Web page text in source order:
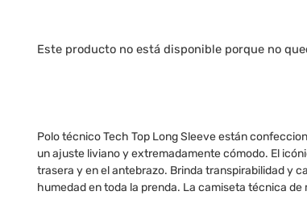
Este producto no está disponible porque no
Polo técnico Tech Top Long Sleeve están
un ajuste liviano y extremadamente cómodo. El
trasera y en el antebrazo. Brinda transpirabilidad y
humedad en toda la prenda. La camiseta técnica de